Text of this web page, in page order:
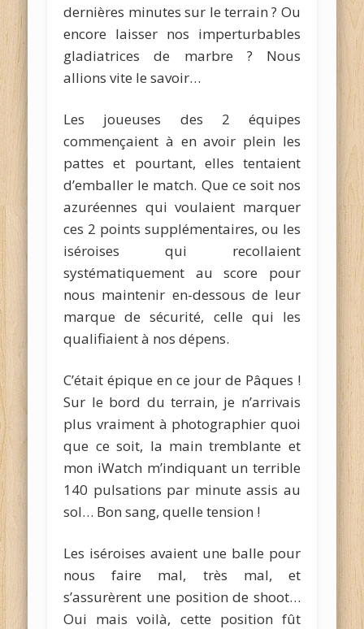
dernières minutes sur le terrain ? Ou
encore laisser nos imperturbables
gladiatrices de marbre ? Nous
allions vite le savoir…
Les joueuses des 2 équipes
commençaient à en avoir plein les
pattes et pourtant, elles tentaient
d’emballer le match. Que ce soit nos
azuréennes qui voulaient marquer
ces 2 points supplémentaires, ou les
iséroises qui recollaient
systématiquement au score pour
nous maintenir en-dessous de leur
marque de sécurité, celle qui les
qualifiaient à nos dépens.
C’était épique en ce jour de Pâques !
Sur le bord du terrain, je n’arrivais
plus vraiment à photographier quoi
que ce soit, la main tremblante et
mon iWatch m’indiquant un terrible
140 pulsations par minute assis au
sol… Bon sang, quelle tension !
Les iséroises avaient une balle pour
nous faire mal, très mal, et
s’assurèrent une position de shoot…
Oui mais voilà, cette position fût